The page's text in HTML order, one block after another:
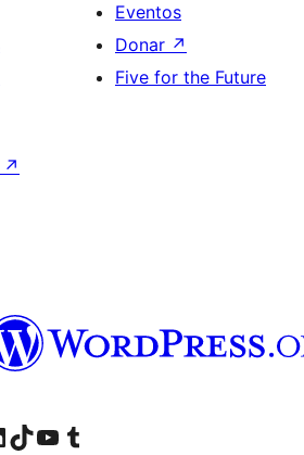
Eventos
Donar ↗
Five for the Future
↗
Facebook
cuenta de Instagram
cuenta de LinkedIn
Visita nuestra cuenta de TikTok
Visita nuestro canal de YouTube
Visita nuestra cuenta de Tumblr